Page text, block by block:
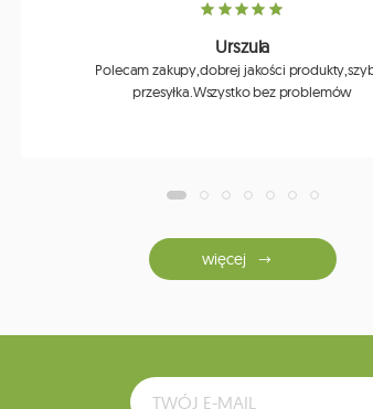
Urszula
Polecam zakupy,dobrej jakości
przesyłka.Wszystko bez problemów
więcej